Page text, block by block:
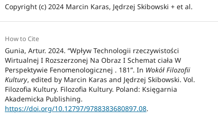
Copyright (c) 2024 Marcin Karas, Jędrzej Skibowski + et al.
How to Cite
Gunia, Artur. 2024. “Wpływ Technologii rzeczywistości
Wirtualnej I Rozszerzonej Na Obraz I Schemat ciała W
Perspektywie Fenomenologicznej . 181”. In Wokół Filozofii
Kultury, edited by Marcin Karas and Jędrzej Skibowski. Vol.
Filozofia Kultury. Filozofia Kultury. Poland: Księgarnia
Akademicka Publishing.
https://doi.org/10.12797/9788383680897.08.